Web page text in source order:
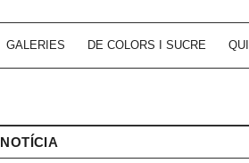
GALERIES DE COLORS I SUCRE
NOTÍCIA